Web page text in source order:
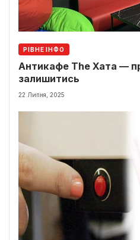
РІВНЕ ІНФО
Антикафе The Хата —
залишитись
22 Липня, 2025